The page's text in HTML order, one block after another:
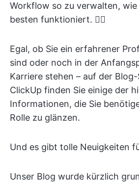
Workflow so zu verwalten, wie
besten funktioniert. 🙋‍♀️
Egal, ob Sie ein erfahrener
sind oder noch in der
Karriere stehen – auf der
ClickUp finden Sie einige der
Informationen, die Sie
Rolle zu glänzen.
Und es gibt tolle Neuigkeiten
Unser Blog wurde kürzlich